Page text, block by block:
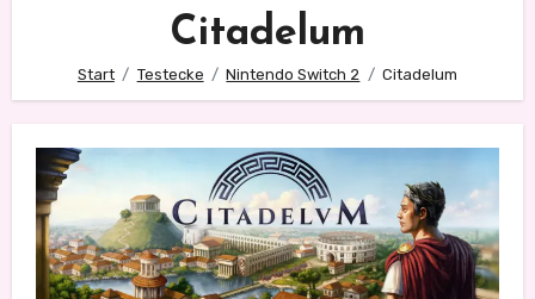
Citadelum
Start Testecke Nintendo Switch 2 Citadelum